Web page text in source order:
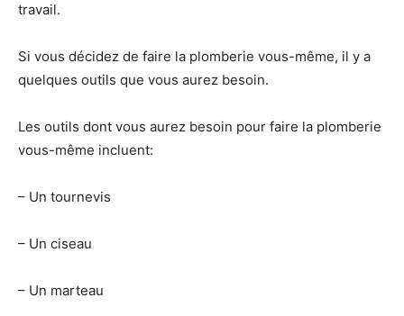
travail.
Si vous décidez de faire la plomberie vous-même, il y a
quelques outils que vous aurez besoin.
Les outils dont vous aurez besoin pour faire la plomberie
vous-même incluent:
– Un tournevis
– Un ciseau
– Un marteau